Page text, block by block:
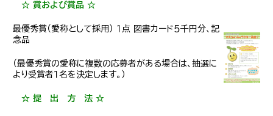
☆ 賞および賞品 ☆
最優秀賞（愛称として採用） １点 図書カード５千円分、記
念品
（最優秀賞の愛称に複数の応募者がある場合は、抽選に
より受賞者１名を決定します。）
☆ 提 出 方 法 ☆